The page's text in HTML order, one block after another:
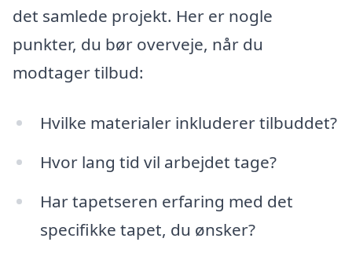
det samlede projekt. Her er nogle
punkter, du bør overveje, når du
modtager tilbud:
Hvilke materialer inkluderer tilbuddet?
Hvor lang tid vil arbejdet tage?
Har tapetseren erfaring med det
specifikke tapet, du ønsker?